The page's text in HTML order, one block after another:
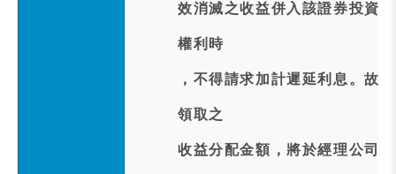
效消滅之收益併入該證券投資
權利時
，不得請求加計遲延利息。故
領取之
收益分配金額，將於經理公司